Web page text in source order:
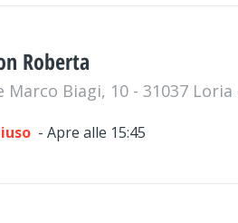
Roberta
Marco Biagi, 10 - 31037 Loria
- Apre alle 15:45